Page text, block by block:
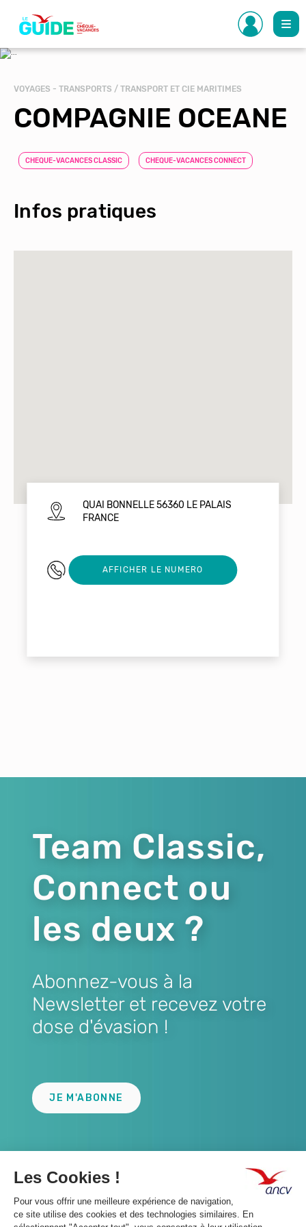
contenu
principal
VOYAGES - TRANSPORTS / TRANSPORT ET CIE MARITIMES
COMPAGNIE OCEANE
CHEQUE-VACANCES CLASSIC CHEQUE-VACANCES CONNECT
Infos pratiques
QUAI BONNELLE 56360 LE PALAIS
FRANCE
0297647862
AFFICHER LE NUMERO
Team Classic,
Connect ou
les deux ?
Abonnez-vous à la
Newsletter et recevez votre
dose d'évasion !
JE M'ABONNE